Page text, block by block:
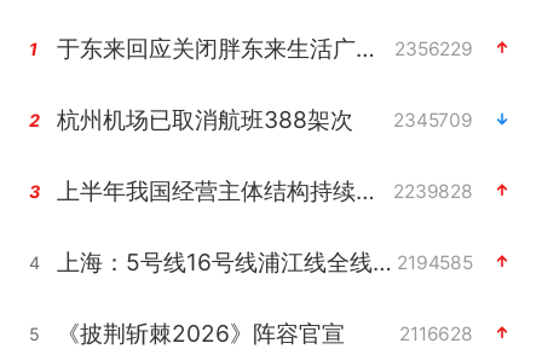
1 于东来回应关闭胖东来生活广场店 2356229
2 杭州机场已取消航班388架次 2345709
3 上半年我国经营主体结构持续优化 2239828
4 上海：5号线16号线浦江线全线停运 2194585
5 《披荆斩棘2026》阵容官宣 2116628